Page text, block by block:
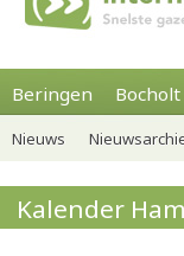
Beringen Bocholt
Nieuws
Kalender